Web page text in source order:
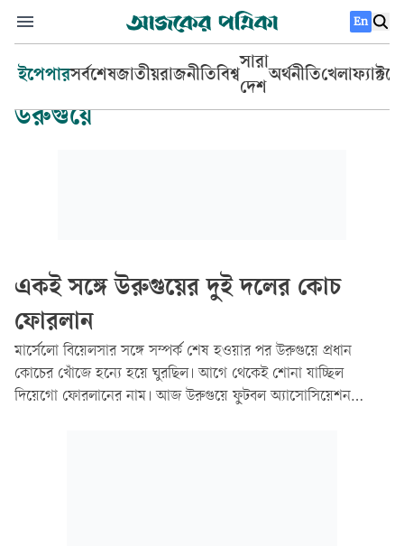
En
ইপেপারসর্বশেষজাতীয়রাজনীতিবিশ্ব
সারা
দেশ
অর্থনীতিখেলা
উরুগুয়ে
একই সঙ্গে উরুগুয়ের দুই দলের কোচ
ফোরলান
মার্সেলো বিয়েলসার সঙ্গে সম্পর্ক শেষ হওয়ার পর উরুগুয়ে প্রধান
কোচের খোঁজে হন্যে হয়ে ঘুরছিল। আগে থেকেই শোনা যাচ্ছিল
দিয়েগো ফোরলানের নাম। আজ উরুগুয়ে ফুটবল অ্যাসোসিয়েশন